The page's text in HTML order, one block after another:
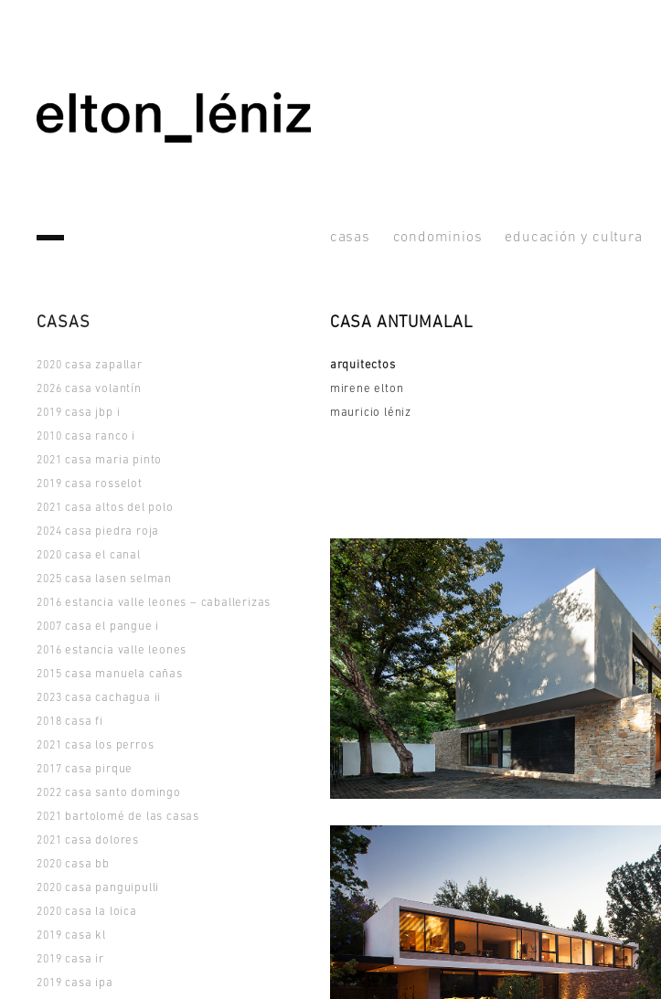
casas condominios educación y cultura
CASAS
2020 casa zapallar
2026 casa volantín
2019 casa jbp i
2010 casa ranco i
2021 casa maria pinto
2019 casa rosselot
2021 casa altos del polo
2024 casa piedra roja
2020 casa el canal
2025 casa lasen selman
2016 estancia valle leones – caballerizas
2007 casa el pangue i
2016 estancia valle leones
2015 casa manuela cañas
2023 casa cachagua ii
2018 casa fi
2021 casa los perros
2017 casa pirque
2022 casa santo domingo
2021 bartolomé de las casas
2021 casa dolores
2020 casa bb
2020 casa panguipulli
2020 casa la loica
2019 casa kl
2019 casa ir
2019 casa ipa
CASA ANTUMALAL
arquitectos
mirene elton
mauricio léniz